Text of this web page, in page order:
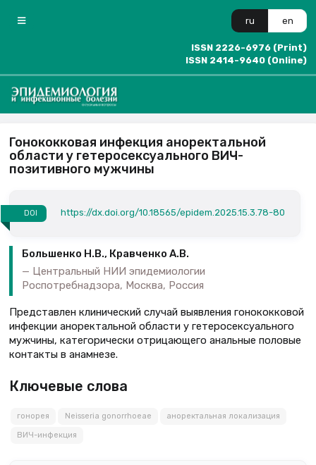
ru en
ISSN 2226-6976 (Print)
ISSN 2414-9640 (Online)
Гонококковая инфекция аноректальной
области у гетеро­сексу­ального ВИЧ-
позитивного мужчины
DOI https://dx.doi.org/10.18565/epidem.2025.15.3.78-80
Большенко Н.В., Кравченко А.В.
Центральный НИИ эпидемиологии
Роспотребнадзора, Москва, Россия
Представлен клинический случай выявления гонококковой
инфекции аноректальной области у гетеросексуального
мужчины, категорически отрицающего анальные половые
контакты в анамнезе.
Ключевые слова
гонорея Neisseria gonorrhoeae аноректальная локализация
ВИЧ-инфекция